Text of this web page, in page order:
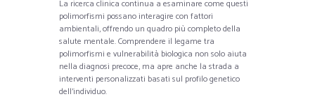
La ricerca clinica continua a esaminare come questi
polimorfismi possano interagire con fattori
ambientali, offrendo un quadro più completo della
salute mentale. Comprendere il legame tra
polimorfismi e vulnerabilità biologica non solo aiuta
nella diagnosi precoce, ma apre anche la strada a
interventi personalizzati basati sul profilo genetico
dell’individuo.